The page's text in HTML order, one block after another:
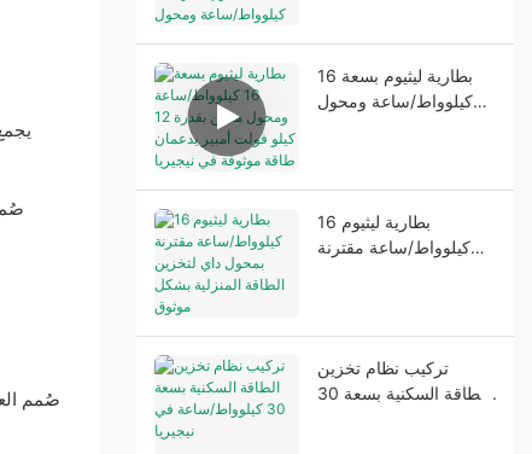
صُمم
بطارية ليثيوم بسعة 16
كيلوواط/ساعة ومحول
بطارية ليثيوم 16
كيلوواط/ساعة مقترنة
تركيب نظام تخزين
الطاقة السكنية بسعة 30